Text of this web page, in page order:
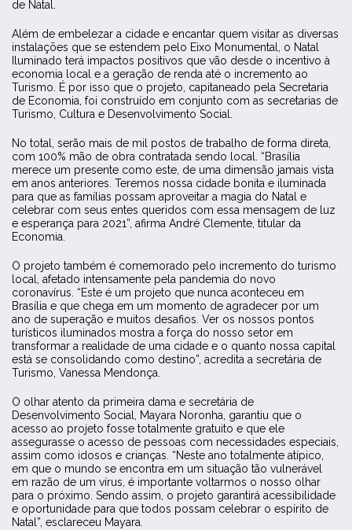
de Natal.
Além de embelezar a cidade e encantar quem visitar as diversas
instalações que se estendem pelo Eixo Monumental, o Natal
Iluminado terá impactos positivos que vão desde o incentivo à
economia local e a geração de renda até o incremento ao
Turismo. É por isso que o projeto, capitaneado pela Secretaria
de Economia, foi construído em conjunto com as secretarias de
Turismo, Cultura e Desenvolvimento Social.
No total, serão mais de mil postos de trabalho de forma direta,
com 100% mão de obra contratada sendo local. “Brasília
merece um presente como este, de uma dimensão jamais vista
em anos anteriores. Teremos nossa cidade bonita e iluminada
para que as famílias possam aproveitar a magia do Natal e
celebrar com seus entes queridos com essa mensagem de luz
e esperança para 2021”, afirma André Clemente, titular da
Economia.
O projeto também é comemorado pelo incremento do turismo
local, afetado intensamente pela pandemia do novo
coronavírus. “Este é um projeto que nunca aconteceu em
Brasília e que chega em um momento de agradecer por um
ano de superação e muitos desafios. Ver os nossos pontos
turísticos iluminados mostra a força do nosso setor em
transformar a realidade de uma cidade e o quanto nossa capital
está se consolidando como destino”, acredita a secretária de
Turismo, Vanessa Mendonça.
O olhar atento da primeira dama e secretária de
Desenvolvimento Social, Mayara Noronha, garantiu que o
acesso ao projeto fosse totalmente gratuito e que ele
assegurasse o acesso de pessoas com necessidades especiais,
assim como idosos e crianças. “Neste ano totalmente atípico,
em que o mundo se encontra em um situação tão vulnerável
em razão de um vírus, é importante voltarmos o nosso olhar
para o próximo. Sendo assim, o projeto garantirá acessibilidade
e oportunidade para que todos possam celebrar o espírito de
Natal”, esclareceu Mayara.